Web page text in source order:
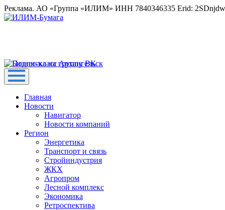
Реклама. АО «Группа «ИЛИМ» ИНН 7840346335 Erid:
Главная
Новости
Навигатор
Новости компаний
Регион
Энергетика
Транспорт и связь
Стройиндустрия
ЖКХ
Агропром
Лесной комплекс
Экономика
Ретроспектива